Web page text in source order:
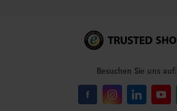
Besuchen Sie uns auf: